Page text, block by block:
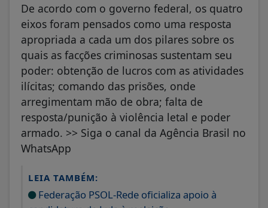
De acordo com o governo federal, os quatro
eixos foram pensados como uma resposta
apropriada a cada um dos pilares sobre os
quais as facções criminosas sustentam seu
poder: obtenção de lucros com as atividades
ilícitas; comando das prisões, onde
arregimentam mão de obra; falta de
resposta/punição à violência letal e poder
armado. >> Siga o canal da Agência Brasil no
WhatsApp
LEIA TAMBÉM:
Federação PSOL-Rede oficializa apoio à